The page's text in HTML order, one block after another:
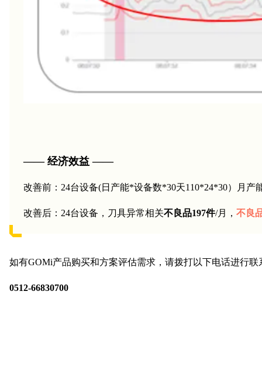
—— 经济效益 ——
改善前：24台设备(日产能*设备数*30天110*24*30）月产
改善后：24台设备，刀具异常相关不良品197件/月， 不良
如有GOMi产品购买和方案评估需求，请拨打以下电话进行联
0512-66830700